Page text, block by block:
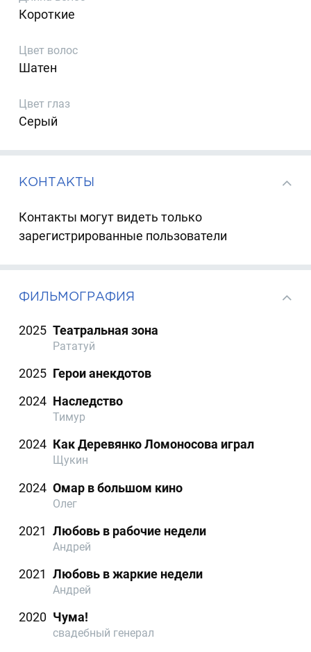
Короткие
Цвет волос
Шатен
Цвет глаз
Серый
КОНТАКТЫ
Контакты могут видеть только
зарегистрированные пользователи
ФИЛЬМОГРАФИЯ
2025 Театральная зона
Рататуй
2025 Герои анекдотов
2024 Наследство
Тимур
2024 Как Деревянко Ломоносова играл
Щукин
2024 Омар в большом кино
Олег
2021 Любовь в рабочие недели
Андрей
2021 Любовь в жаркие недели
Андрей
2020 Чума!
свадебный генерал